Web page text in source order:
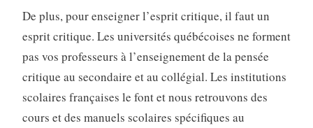
De plus, pour enseigner l’esprit critique, il faut un
esprit critique. Les universités québécoises ne forment
pas vos professeurs à l’enseignement de la pensée
critique au secondaire et au collégial. Les institutions
scolaires françaises le font et nous retrouvons des
cours et des manuels scolaires spécifiques au